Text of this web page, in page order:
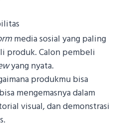
media sosial yang paling
produk. Calon pembeli
yang nyata.
produkmu bisa
mengemasnya dalam
visual, dan demonstrasi